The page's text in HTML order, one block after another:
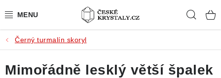
na
PŘÍRODNÍ KAMENY
BROUŠENÉ KAMENY
Černý turmalín skoryl
Mimořádně lesklý větší špalek